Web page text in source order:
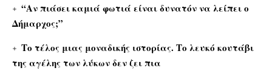
“Αν πιάσει καμιά φωτιά είναι δυνατόν να λείπει ο
Δήμαρχος;”
Το τέλος μιας μοναδικής ιστορίας. Το λευκό κουτάβι
της αγέλης των λύκων δεν ζει πια